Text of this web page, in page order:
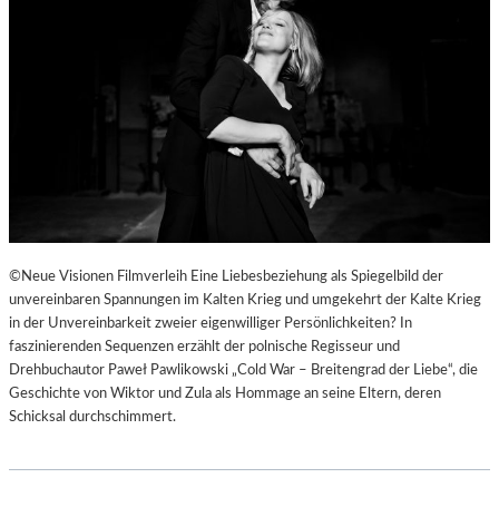
©Neue Visionen Filmverleih Eine Liebesbeziehung als Spiegelbild der
unvereinbaren Spannungen im Kalten Krieg und umgekehrt der Kalte Krieg
in der Unvereinbarkeit zweier eigenwilliger Persönlichkeiten? In
faszinierenden Sequenzen erzählt der polnische Regisseur und
Drehbuchautor Paweł Pawlikowski „Cold War – Breitengrad der Liebe“, die
Geschichte von Wiktor und Zula als Hommage an seine Eltern, deren
Schicksal durchschimmert.